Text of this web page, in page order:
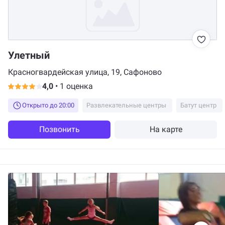
Улетный
Красногвардейская улица, 19, Сафоново
4,0 • 1 оценка
Открыто до 20:00 Развлекательные центры Батут центр
Позвонить На карте